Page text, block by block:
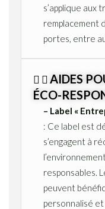
s’applique aux
remplacement
portes, entre
AIDES
ÉCO-
– Label «
: Ce label est
s’engagent à
responsables.
peuvent
personnalisé